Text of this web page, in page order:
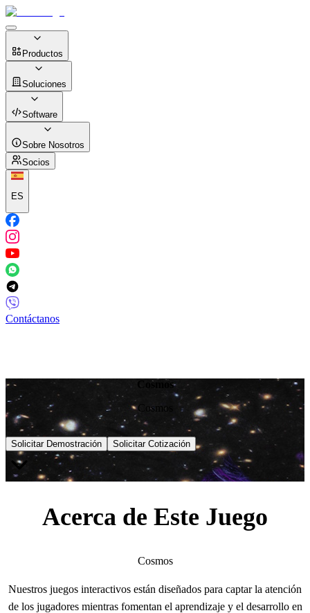
Productos
Soluciones
Software
Sobre Nosotros
Socios
ES
Contáctanos
Cosmos
Cosmos
Solicitar Demostración Solicitar Cotización
Acerca de Este Juego
Cosmos
Nuestros juegos interactivos están diseñados para captar la atención
de los jugadores mientras fomentan el aprendizaje y el desarrollo en